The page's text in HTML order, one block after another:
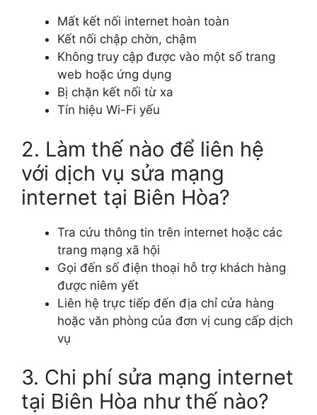
Mất kết nối internet hoàn toàn
Kết nối chập chờn, chậm
Không truy cập được vào một số trang
web hoặc ứng dụng
Bị chặn kết nối từ xa
Tín hiệu Wi-Fi yếu
2. Làm thế nào để liên hệ
với dịch vụ sửa mạng
internet tại Biên Hòa?
Tra cứu thông tin trên internet hoặc các
trang mạng xã hội
Gọi đến số điện thoại hỗ trợ khách hàng
được niêm yết
Liên hệ trực tiếp đến địa chỉ cửa hàng
hoặc văn phòng của đơn vị cung cấp dịch
vụ
3. Chi phí sửa mạng internet
tại Biên Hòa như thế nào?